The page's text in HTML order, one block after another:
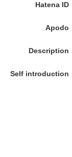
Hatena ID
Apodo
Description
Self introduction